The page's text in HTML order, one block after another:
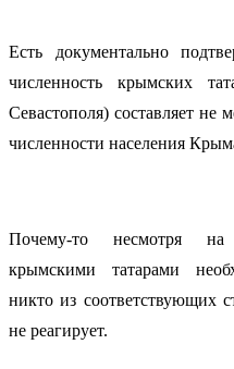
Есть документально
численность крымских
Севастополя) составляет не
численности населения
Почему-то несмотря на
крымскими татарами
никто из соответствующих
не реагирует.